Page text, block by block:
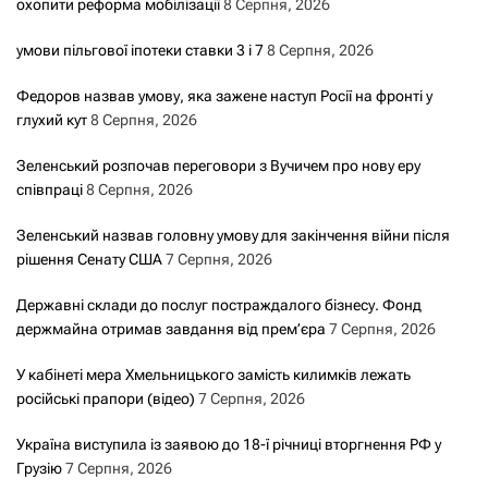
охопити реформа мобілізації8 Серпня, 2026
умови пільгової іпотеки ставки 3 і 78 Серпня, 2026
Федоров назвав умову, яка зажене наступ Росії на фронті у
глухий кут8 Серпня, 2026
Зеленський розпочав переговори з Вучичем про нову еру
співпраці8 Серпня, 2026
Зеленський назвав головну умову для закінчення війни після
рішення Сенату США7 Серпня, 2026
Державні склади до послуг постраждалого бізнесу. Фонд
держмайна отримав завдання від прем’єра 7 Серпня, 2026
У кабінеті мера Хмельницького замість килимків лежать
російські прапори (відео) 7 Серпня, 2026
Україна виступила із заявою до 18-ї річниці вторгнення РФ у
Грузію7 Серпня, 2026